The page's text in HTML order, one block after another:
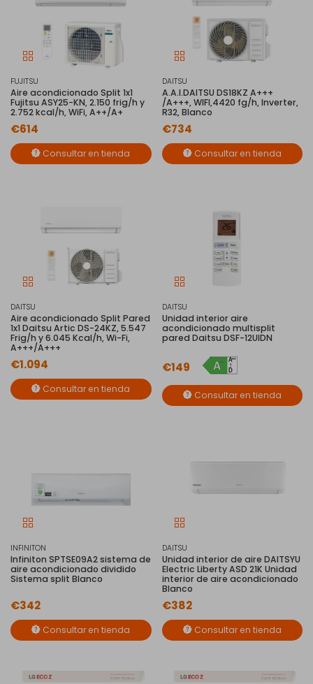
FUJITSU
Aire acondicionado Split 1x1
Fujitsu ASY25-KN, 2.150 frig/h y
2.752 kcal/h, WiFi, A++/A+
€614
Consultar en tienda
DAITSU
A.A.I.DAITSU DS18KZ A+++
/A+++, WIFI,4420 fg/h, Inverter,
R32, Blanco
€734
Consultar en tienda
DAITSU
Aire acondicionado Split Pared
1x1 Daitsu Artic DS-24KZ, 5.547
Frig/h y 6.045 Kcal/h, Wi-Fi,
A+++/A+++
€1.094
Consultar en tienda
DAITSU
Unidad interior aire
acondicionado multisplit
pared Daitsu DSF-12UIDN
€149
Consultar en tienda
INFINITON
Infiniton SPTSE09A2 sistema de
aire acondicionado dividido
Sistema split Blanco
€342
Consultar en tienda
DAITSU
Unidad interior de aire DAITSYU
Electric Liberty ASD 21K Unidad
interior de aire acondicionado
Blanco
€382
Consultar en tienda